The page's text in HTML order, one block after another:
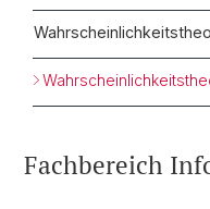
Fachbereich